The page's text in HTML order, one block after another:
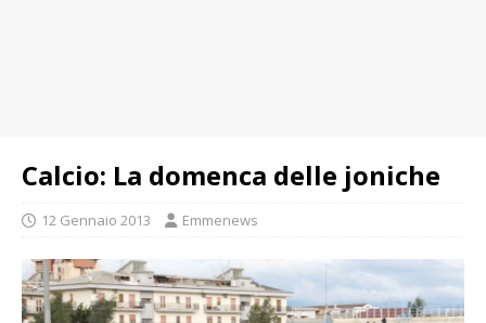
Calcio: La domenca delle joniche
12 Gennaio 2013 Emmenews